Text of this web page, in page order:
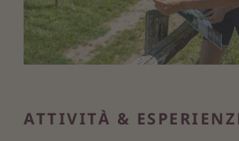
ATTIVITÀ &